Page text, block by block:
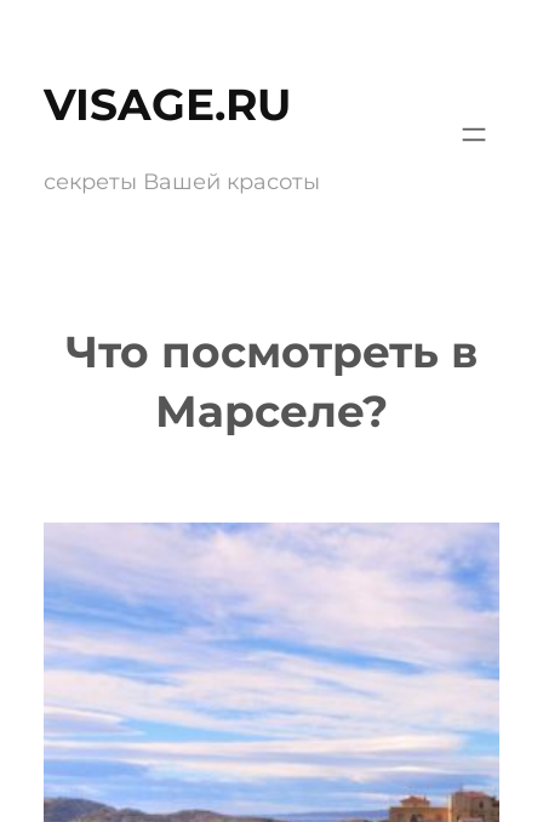
содержимому
VISAGE.RU
секреты Вашей красоты
Что посмотреть в
Марселе?